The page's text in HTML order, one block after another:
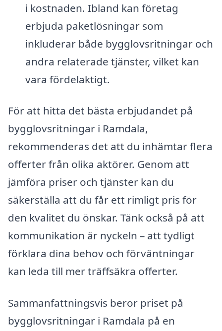
i kostnaden. Ibland kan företag
erbjuda paketlösningar som
inkluderar både bygglovsritningar och
andra relaterade tjänster, vilket kan
vara fördelaktigt.
För att hitta det bästa erbjudandet på
bygglovsritningar i Ramdala,
rekommenderas det att du inhämtar flera
offerter från olika aktörer. Genom att
jämföra priser och tjänster kan du
säkerställa att du får ett rimligt pris för
den kvalitet du önskar. Tänk också på att
kommunikation är nyckeln – att tydligt
förklara dina behov och förväntningar
kan leda till mer träffsäkra offerter.
Sammanfattningsvis beror priset på
bygglovsritningar i Ramdala på en